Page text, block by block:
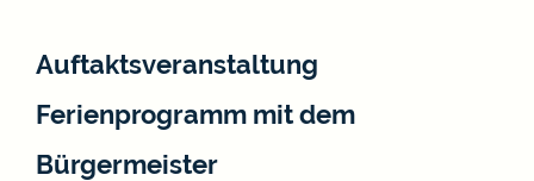
Auftaktsveranstaltung
Ferienprogramm mit dem
Bürgermeister